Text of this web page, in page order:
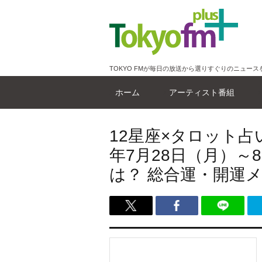
TOKYO FMが毎日の放送から選りすぐりのニュース
ホーム アーティスト番組
12星座×タロット占
年7月28日（月）～
は？ 総合運・開運